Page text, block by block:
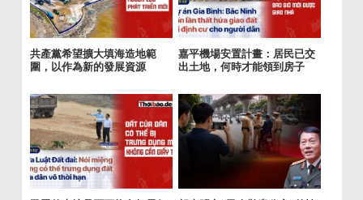
共產黨希望擴大填海造地範
圍，以作為新的發展資源
嘉平機場安置計畫：居民已交
出土地，何時才能領到房子